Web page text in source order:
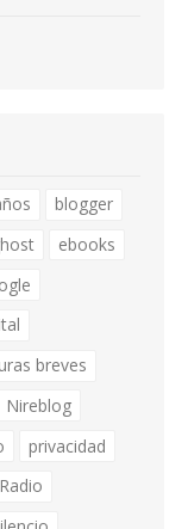
blogger
ebooks
breves
Nireblog
privacidad
Radio